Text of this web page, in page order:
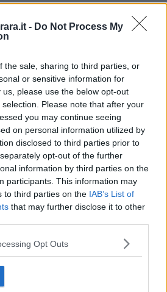
- Do Not Process My
the sale, sharing to third parties, or
or sensitive information for
please use the below opt-out
Please note that after your
you may continue seeing
on personal information utilized by
disclosed to third parties prior to
opt-out of the further
information by third parties on the
participants. This information may
to third parties on the IAB’s List of
that may further disclose it to other
Opt Outs
estrema. I giovani professionisti
il mercato della cultura. Come?
livello. Magari facendo dialogare risorse
a progetti innovativi per nuovi
E' una strada impervia. Richiede
mercato. Capacità professionali e
tipiche degli imprenditori, che la
beni culturali che conosco io, ahinoi,
vuol dare uno sbocco alla fame di
lunedi a Pisa potrebbe
classe di imprenditori della cultura.
centinaio di giovani imprenditori in